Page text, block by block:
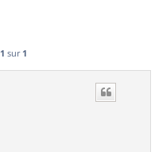
1 sur 1